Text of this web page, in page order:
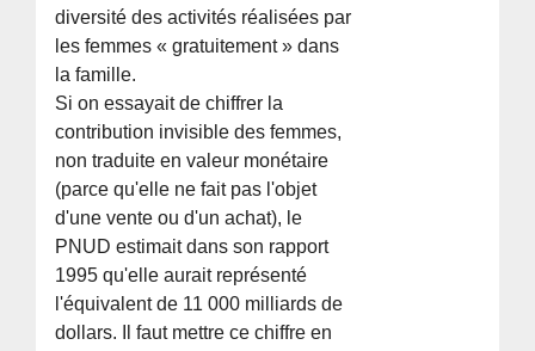
diversité des activités réalisées par
les femmes « gratuitement » dans
la famille.
Si on essayait de chiffrer la
contribution invisible des femmes,
non traduite en valeur monétaire
(parce qu'elle ne fait pas l'objet
d'une vente ou d'un achat), le
PNUD estimait dans son rapport
1995 qu'elle aurait représenté
l'équivalent de 11 000 milliards de
dollars. Il faut mettre ce chiffre en